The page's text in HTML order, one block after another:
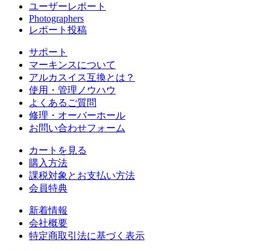
ユーザーレポート
Photographers
レポート投稿
サポート
マーキンスについて
アルカスイス互換とは？
使用・管理ノウハウ
よくあるご質問
修理・オーバーホール
お問い合わせフォーム
カートを見る
購入方法
課税対象とお支払い方法
会員特典
新着情報
会社概要
特定商取引法に基づく表示